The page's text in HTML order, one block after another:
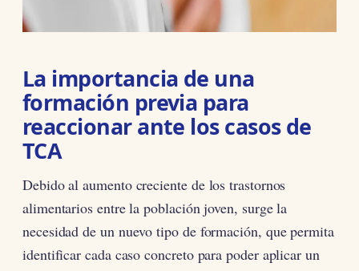
La importancia de una
formación previa para
reaccionar ante los casos de
TCA
Debido al aumento creciente de los trastornos
alimentarios entre la población joven, surge la
necesidad de un nuevo tipo de formación, que permita
identificar cada caso concreto para poder aplicar un